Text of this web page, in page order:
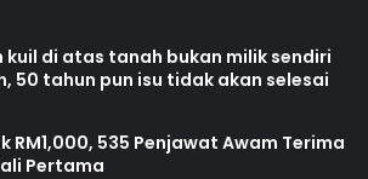
kuil di atas tanah bukan milik sendiri
50 tahun pun isu tidak akan selesai
RM1,000, 535 Penjawat Awam Terima
Pertama